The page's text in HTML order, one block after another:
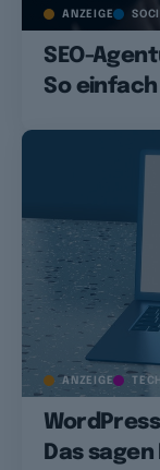
ANZEIGE
SEO-
So einfach
ANZEIGE TECH
Das